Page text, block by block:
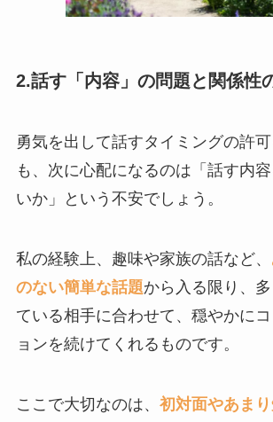
2.話す「内容」の問題と関係性
勇気を出して話すタイミングの許
も、次に心配になるのは「話す内
いか」という不安でしょう。
私の経験上、趣味や家族の話など、
のない簡単な話題から入る限り、
ている相手に合わせて、穏やかに
ョンを続けてくれるものです。
ここで大切なのは、 初対面やあま